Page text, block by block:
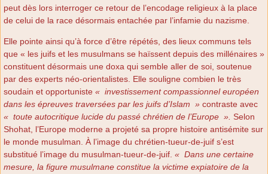
peut dès lors interroger ce retour de l’encodage religieux à la place
de celui de la race désormais entachée par l’infamie du nazisme.
Elle pointe ainsi qu’à force d’être répétés, des lieux communs tels
que « les juifs et les musulmans se haïssent depuis des millénaires »
constituent désormais une doxa qui semble aller de soi, soutenue
par des experts néo-orientalistes. Elle souligne combien le très
soudain et opportuniste « investissement compassionnel européen
dans les épreuves traversées par les juifs d’Islam » contraste avec
« toute autocritique lucide du passé chrétien de l’Europe ». Selon
Shohat, l’Europe moderne a projeté sa propre histoire antisémite sur
le monde musulman. À l’image du chrétien-tueur-de-juif s’est
substitué l’image du musulman-tueur-de-juif. « Dans une certaine
mesure, la figure musulmane constitue la victime expiatoire de la